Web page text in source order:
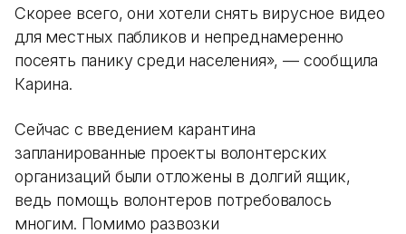
Скорее всего, они хотели снять вирусное видео
для местных пабликов и непреднамеренно
посеять панику среди населения», — сообщила
Карина.
Сейчас с введением карантина
запланированные проекты волонтерских
организаций были отложены в долгий ящик,
ведь помощь волонтеров потребовалось
многим. Помимо развозки